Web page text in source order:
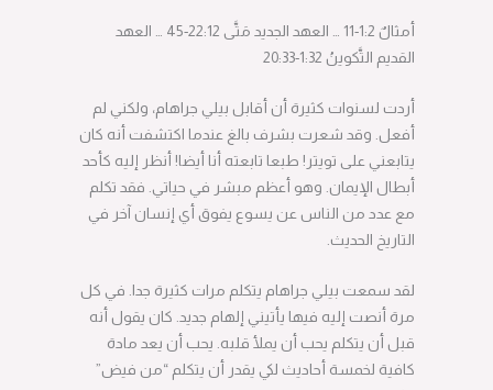
RSS FEED
LINK
EMBED
أمثالٌ 2:‏1-‏11 … العهد الجديد مَتَّى 12:‏22-‏45 … العهد
القديم التَّكوينُ 32:‏1-‏33:‏20
أردت لسنوات كثيرة أن أقابل بيلي جراهام، ولكني لم
أفعل. وقد شعرت بشرف بالغ عندما اكتشفت أنه كان
يتابعني على تويتر! طبعا تابعته أنا أيضا! أنظر إليه كأحد
أبطال الإيمان. وهو أعظم مبشر في حياتي. فقد تكلم
مع عدد من الناس عن يسوع يفوق أي إنسان آخر في
التاريخ الحديث.
لقد سمعت بيلي جراهام يتكلم مرات كثيرة جدا. في كل
مرة أنصت إليه فيها يأتيني إلهام جديد. كان يقول أنه
قبل أن يتكلم يحب أن يملأ قلبه. يحب أن يعد مادة
كافية لخمسة أحاديث لكي يقدر أن يتكلم “من فيض”